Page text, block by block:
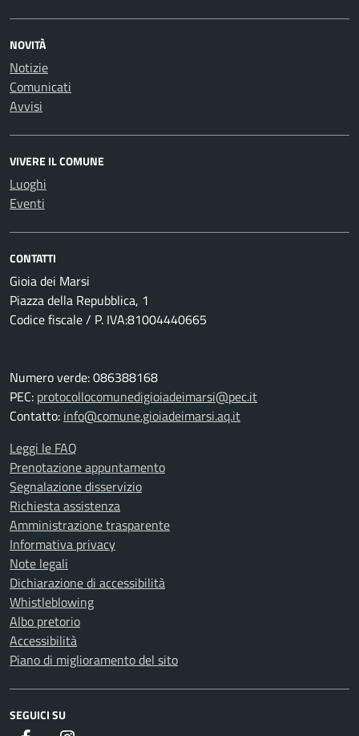
NOVITÀ
Notizie
Comunicati
Avvisi
VIVERE IL COMUNE
Luoghi
Eventi
CONTATTI
Gioia dei Marsi
Piazza della Repubblica, 1
Codice fiscale / P. IVA:81004440665
Numero verde: 086388168
PEC: protocollocomunedigioiadeimarsi@pec.it
Contatto: info@comune.gioiadeimarsi.aq.it
Leggi le FAQ
Prenotazione appuntamento
Segnalazione disservizio
Richiesta assistenza
Amministrazione trasparente
Informativa privacy
Note legali
Dichiarazione di accessibilità
Whistleblowing
Albo pretorio
Accessibilità
Piano di miglioramento del sito
SEGUICI SU